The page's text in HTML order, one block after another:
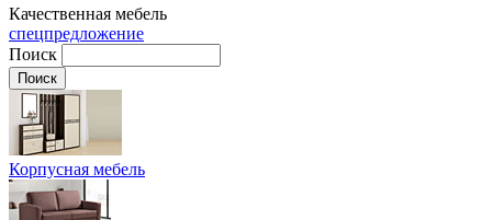
Качественная мебель
спецпредложение
Поиск
Корпусная мебель